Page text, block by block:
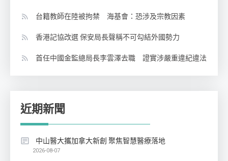
台籍教師在陸被拘禁 海基會：恐涉及宗教因素
香港記協改選 保安局長聲稱不可勾結外國勢力
首任中國金監總局長李雲澤去職 證實涉嚴重違紀違法
近期新聞
中山醫大攜加拿大新創 聚焦智慧醫療落地
2026-08-07